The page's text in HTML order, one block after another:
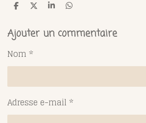
P
t
a
e
r
P
t
a
r
P
t
a
r
P
t
a
r
Ajouter un commentaire
Nom *
Adresse e-mail *